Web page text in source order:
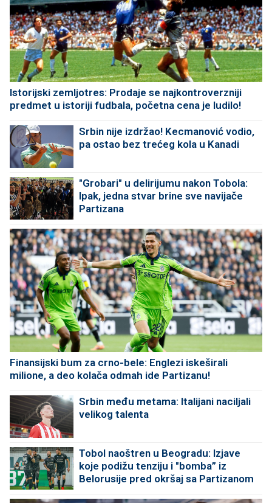
Istorijski zemljotres: Prodaje se najkontroverzniji
predmet u istoriji fudbala, početna cena je ludilo!
Srbin nije izdržao! Kecmanović vodio,
pa ostao bez trećeg kola u Kanadi
"Grobari" u delirijumu nakon Tobola:
Ipak, jedna stvar brine sve navijače
Partizana
Finansijski bum za crno-bele: Englezi iskeširali
milione, a deo kolača odmah ide Partizanu!
Srbin među metama: Italijani naciljali
velikog talenta
Tobol naoštren u Beogradu: Izjave
koje podižu tenziju i "bomba” iz
Belorusije pred okršaj sa Partizanom